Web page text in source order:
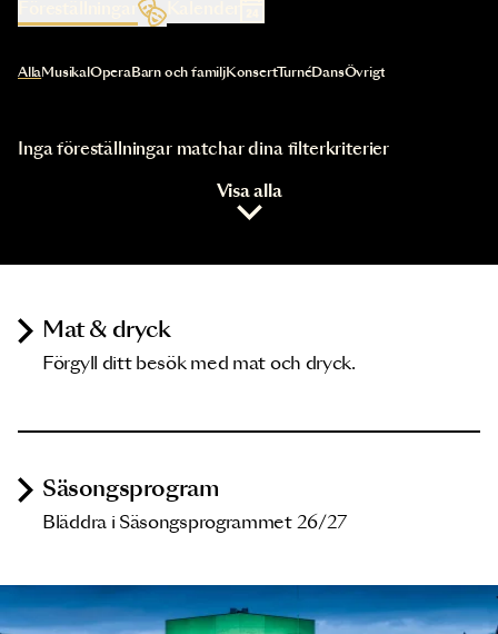
Kalender
Val av kategori uppdaterar innehållet automatiskt
AllaMusikal OperaBarn och familjKonsertTurnéDansÖvrigt
Inga föreställningar matchar dina filterkriterier
Visa alla
Mat & dryck
Förgyll ditt besök med mat och dryck.
Säsongsprogram
Bläddra i Säsongsprogrammet 26/27